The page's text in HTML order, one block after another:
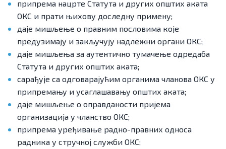
припрема нацрте Статута и других општих аката
ОКС и прати њихову доследну примену;
даје мишљење о правним пословима које
предузимају и закључују надлежни органи ОКС;
даје мишљења за аутентично тумачење одредаба
Статута и других општих аката;
сарађује са одговарајућим органима чланова ОКС у
припремању и усаглашавању општих аката;
даје мишљење о оправданости пријема
организација у чланство ОКС;
припрема уређивање радно-правних односа
радника у стручној служби ОКС;